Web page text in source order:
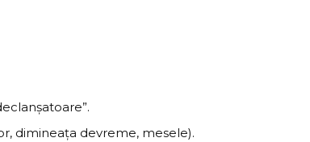
dimineața devreme, mesele).